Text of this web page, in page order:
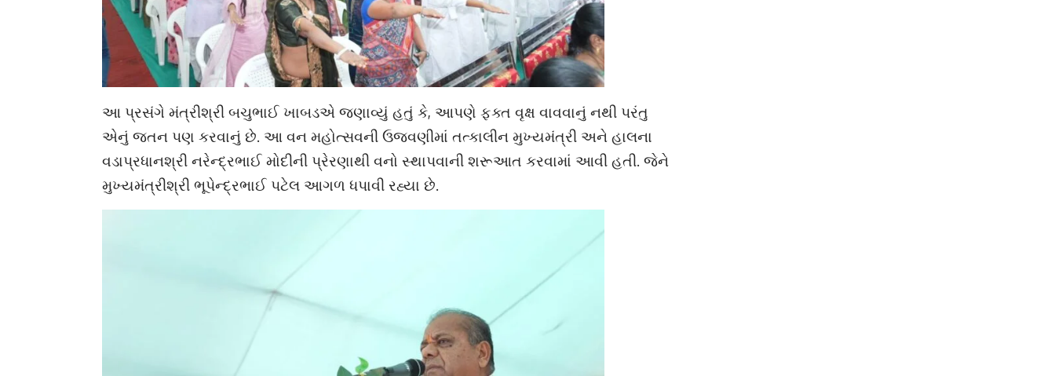
આ પ્રસંગે મંત્રીશ્રી બચુભાઈ ખાબડએ જણાવ્યું હતું કે, આપણે ફક્ત વૃક્ષ વાવવાનું નથી પરંતુ
એનું જતન પણ કરવાનું છે. આ વન મહોત્સવની ઉજવણીમાં તત્કાલીન મુખ્યમંત્રી અને હાલના
વડાપ્રધાનશ્રી નરેન્દ્રભાઈ મોદીની પ્રેરણાથી વનો સ્થાપવાની શરૂઆત કરવામાં આવી હતી. જેને
મુખ્યમંત્રીશ્રી ભૂપેન્દ્રભાઈ પટેલ આગળ ધપાવી રહ્યા છે.